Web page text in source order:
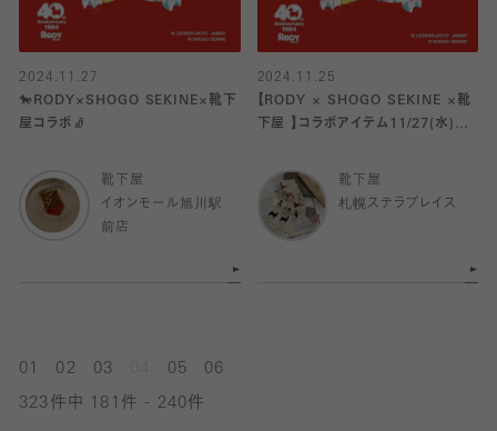
2024.11.27
🐎RODY×SHOGO SEKINE×靴下
屋コラボ🧦
靴下屋
イオンモール旭川駅
前店
2024.11.25
【RODY × SHOGO SEKINE ×靴
下屋 】コラボアイテム11/27(水)よ
靴下屋
札幌ステラプレイス
01 02 03 05 06
323件中 181件 - 240件